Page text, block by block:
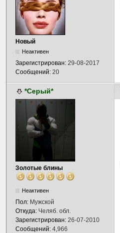
Новый
Неактивен
Зарегистрирован: 29-08-2017
Сообщений: 20
*Серый*
Золотые блины
Неактивен
Пол: Мужской
Откуда: Челяб. обл.
Зарегистрирован: 26-07-2010
Сообщений: 4,966